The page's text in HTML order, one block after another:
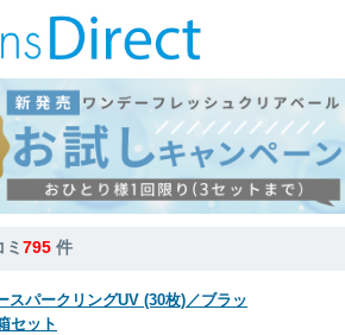
795 件
スパークリングUV (30枚)／ブラッ
セット